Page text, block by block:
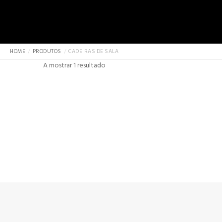
HOME PRODUTOS CADEIRAS DE SALA
A mostrar 1 resultado